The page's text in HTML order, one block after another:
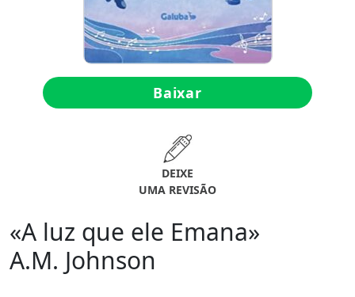
Baixar
DEIXE
UMA REVISÃO
«A luz que ele Emana»
A.M. Johnson